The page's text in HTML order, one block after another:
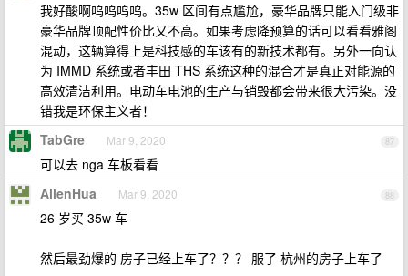
我好酸啊呜呜呜呜。35w 区间有点尴尬，豪华品牌只能入门级非
豪华品牌顶配性价比又不高。如果考虑降预算的话可以看看雅阁
混动，这辆算得上是科技感的车该有的新技术都有。另外一向认
为 IMMD 系统或者丰田 THS 系统这种的混合才是真正对能源的
高效清洁利用。电动车电池的生产与销毁都会带来很大污染。没
错我是环保主义者！
87
TabGre Mar 9, 2020
可以去 nga 车板看看
88
AllenHua Mar 9, 2020
26 岁买 35w 车
然后最劲爆的 房子已经上车了？？？ 服了 杭州的房子上车了